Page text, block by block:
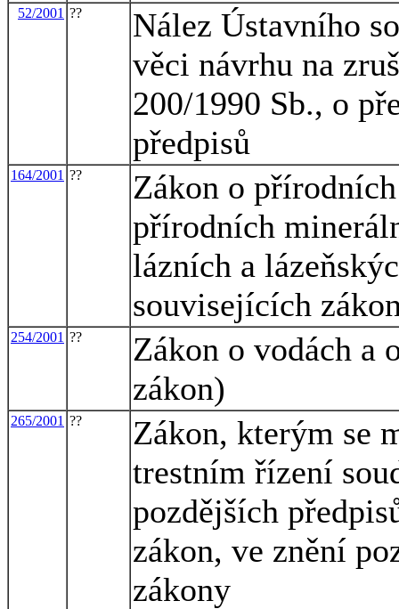
52/2001 ??
Nález Ústavního
věci návrhu na
200/1990 Sb., o
předpisů
164/2001 ??
Zákon o
přírodních
lázních a
souvisejících
254/2001 ??
Zákon o vodách a
zákon)
265/2001 ??
Zákon, kterým se
trestním řízení
pozdějších
zákon, ve znění
zákony